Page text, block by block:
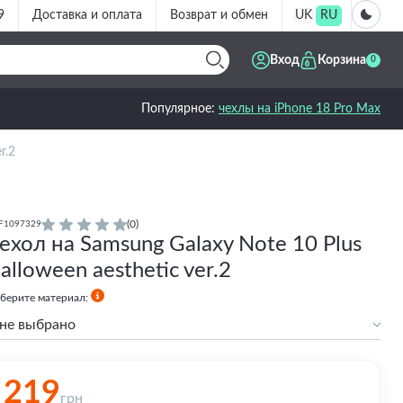
Доставка и оплата Возврат и обмен UK RU
Вход Корзина 0
Популярное: чехлы на iPhone 18 Pro Max
(0)
на Samsung Galaxy Note 10 Plus
aesthetic ver.2
материал:
не выбрано
219грн